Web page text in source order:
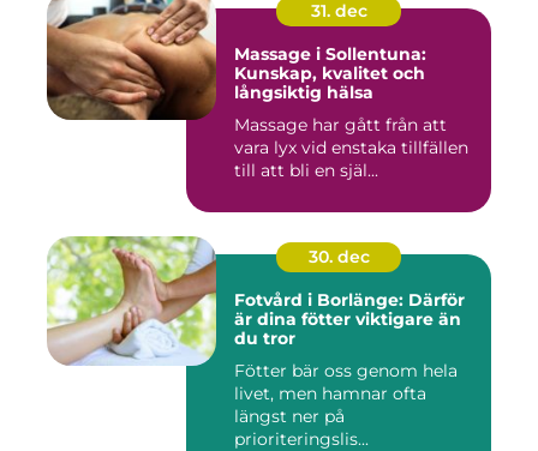
31. dec
Massage i Sollentuna:
Kunskap, kvalitet och
långsiktig hälsa
Massage har gått från att
vara lyx vid enstaka tillfällen
till att bli en själ...
30. dec
Fotvård i Borlänge: Därför
är dina fötter viktigare än
du tror
Fötter bär oss genom hela
livet, men hamnar ofta
längst ner på
prioriteringslis...